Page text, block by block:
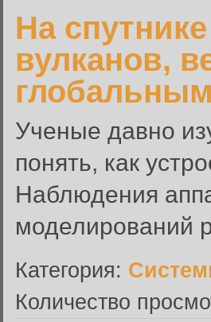
На
вулканов,
Ученые давно
понять, как
Наблюдения
моделирований
Категория:
Количество